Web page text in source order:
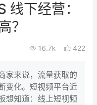
茶会
线下经营：
？
16.7k 422
家来说，流量获取的
变化。短视频平台近
想知道：线上短视频